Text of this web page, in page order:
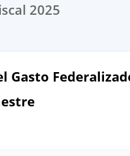
2025
Gasto